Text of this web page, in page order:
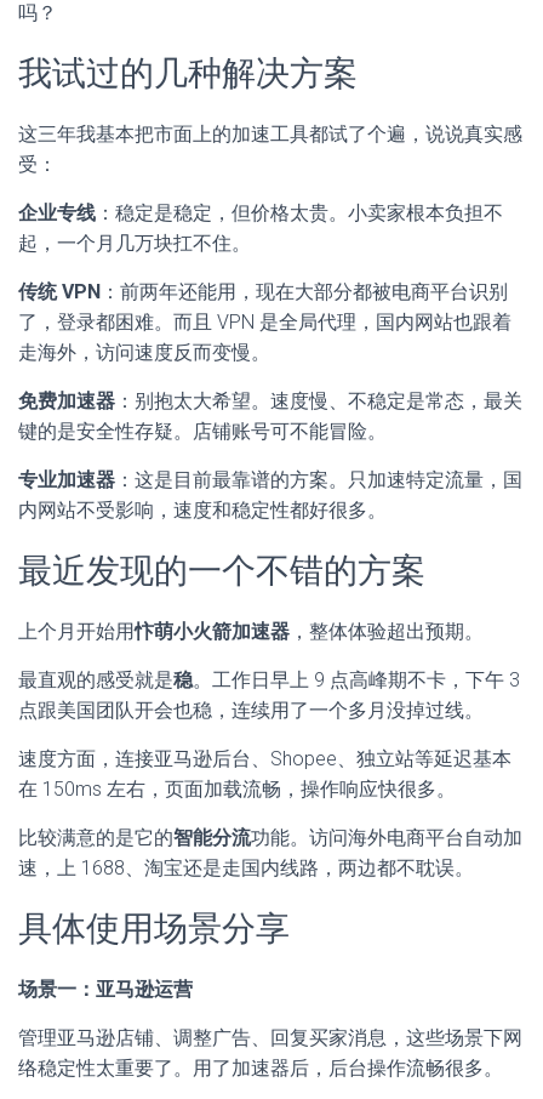
吗？
我试过的几种解决方案
这三年我基本把市面上的加速工具都试了个遍，说说真实感
受：
企业专线 ：稳定是稳定，但价格太贵。小卖家根本负担不
起，一个月几万块扛不住。
传统 VPN ：前两年还能用，现在大部分都被电商平台识别
了，登录都困难。而且 VPN 是全局代理，国内网站也跟着
走海外，访问速度反而变慢。
免费加速器 ：别抱太大希望。速度慢、不稳定是常态，最关
键的是安全性存疑。店铺账号可不能冒险。
专业加速器 ：这是目前最靠谱的方案。只加速特定流量，国
内网站不受影响，速度和稳定性都好很多。
最近发现的一个不错的方案
上个月开始用忭萌小火箭加速器 ，整体体验超出预期。
最直观的感受就是稳。工作日早上 9 点高峰期不卡，下午 3
点跟美国团队开会也稳，连续用了一个多月没掉过线。
速度方面，连接亚马逊后台、Shopee、独立站等延迟基本
在 150ms 左右，页面加载流畅，操作响应快很多。
比较满意的是它的智能分流功能。访问海外电商平台自动加
速，上 1688、淘宝还是走国内线路，两边都不耽误。
具体使用场景分享
场景一：亚马逊运营
管理亚马逊店铺、调整广告、回复买家消息，这些场景下网
络稳定性太重要了。用了加速器后，后台操作流畅很多。